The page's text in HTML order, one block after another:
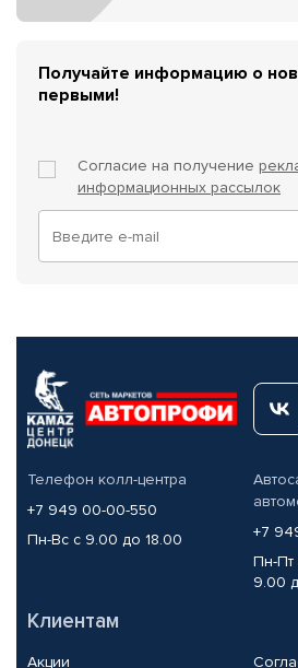
Получайте информацию о
первыми!
Согласие на получение
информационных рассылок
Телефон колл-центра
+7 949 00-00-550
Пн-Вс с 9.00 до 18.00
+7
Пн-Пт
9.00
Клиентам
Акции